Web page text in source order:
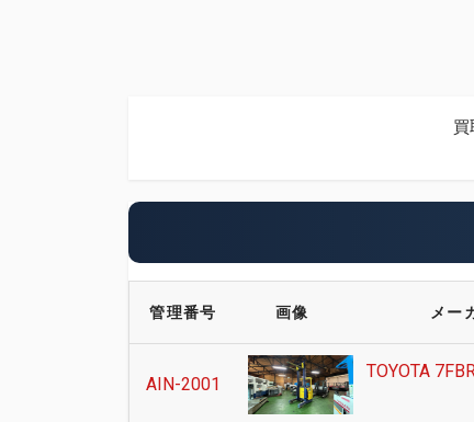
買
管理番号 画像 メー
AIN-2001
TOYOTA